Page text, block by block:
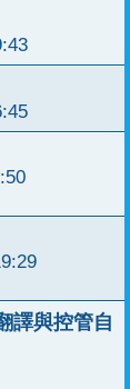
譯與控管自